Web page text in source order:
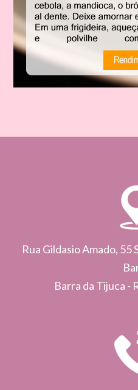
Rua Gildasio Amado, 55
Barra da Tijuca -